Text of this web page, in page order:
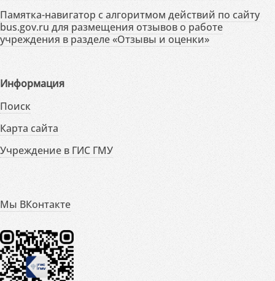
Памятка-навигатор с алгоритмом действий по сайту
bus.gov.ru для размещения отзывов о работе
учреждения в разделе «Отзывы и оценки»
Информация
Поиск
Карта сайта
Учреждение в ГИС ГМУ
Мы ВКонтакте